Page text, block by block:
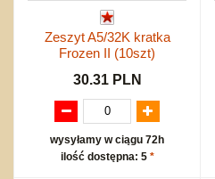
Zeszyt A5/32K kratka
Frozen II (10szt)
30.31 PLN
wysyłamy w ciągu 72h
ilość dostępna: 5 *